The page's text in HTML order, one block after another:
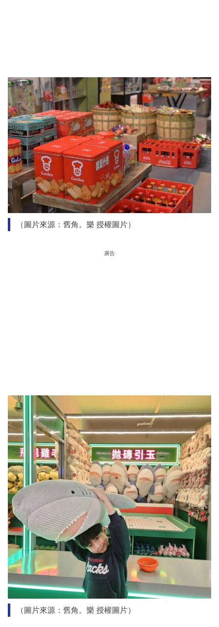
（圖片來源：舊角。樂 授權圖片）
廣告
（圖片來源：舊角。樂 授權圖片）